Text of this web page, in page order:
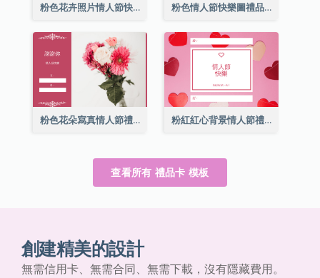
粉色花卉照片情人節快樂禮品卡 粉色情人節快樂圖禮品卡
粉色花朵寫真情人節禮品卡 粉紅紅心背景情人節禮品卡
查看所有 禮品卡 模板
創建精美的設計
無需信用卡、無需合同、無需下載，沒有隱藏費用。